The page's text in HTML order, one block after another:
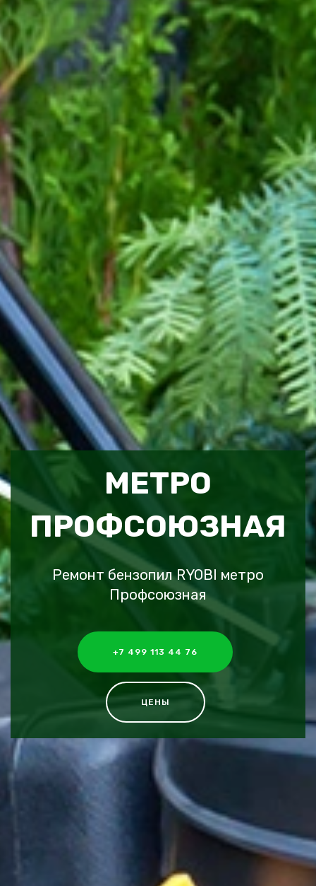
МЕТРО
ПРОФСОЮЗНАЯ
Ремонт бензопил RYOBI метро
Профсоюзная
+7 499 113 44 76
ЦЕНЫ